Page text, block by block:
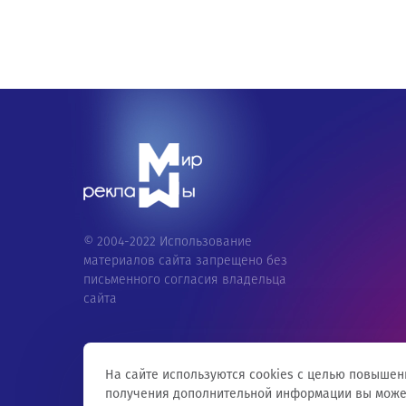
© 2004-2022 Использование
материалов сайта запрещено без
письменного согласия владельца
сайта
На сайте используются cookies с целью
получения дополнительной информации вы